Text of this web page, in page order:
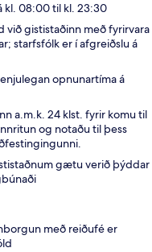
kl. 08:00 til kl. 23:30
við gististaðinn með fyrirvara
starfsfólk er í afgreiðslu á
opnunartíma á
a.m.k. 24 klst. fyrir komu til
og notaðu til þess
gætu verið þýddar
með reiðufé er